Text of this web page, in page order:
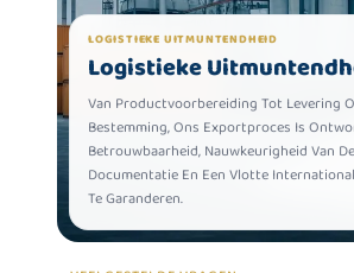
LOGISTIEKE UITMUNTENDHEID
Logistieke
Van Productvoorbereiding Tot Levering
Bestemming, Ons Exportproces Is
Betrouwbaarheid, Nauwkeurigheid Van De
Documentatie En Een Vlotte
Te Garanderen.